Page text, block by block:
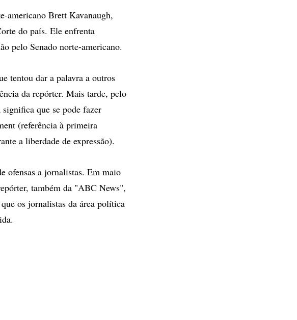
americano Brett Kavanaugh,
do país. Ele enfrenta
pelo Senado norte-americano.
tentou dar a palavra a outros
da repórter. Mais tarde, pelo
que se pode fazer
(referência à primeira
a liberdade de expressão).
ofensas a jornalistas. Em maio
também da "ABC News",
os jornalistas da área política